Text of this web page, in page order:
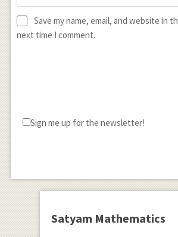
Save my name, email, and website in
next time I comment.
Sign me up for the newsletter!
Satyam Mathematics